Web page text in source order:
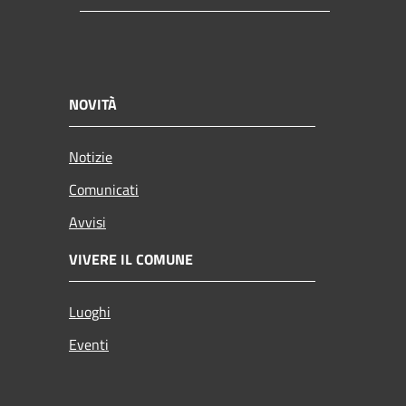
NOVITÀ
Notizie
Comunicati
Avvisi
VIVERE IL COMUNE
Luoghi
Eventi